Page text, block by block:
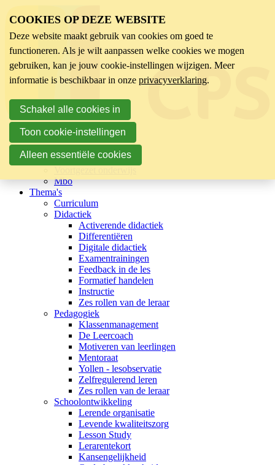
Sector
Kinderopvang
Basisonderwijs
Mbo
Thema's
Curriculum
Didactiek
Activerende didactiek
Differentiëren
Digitale didactiek
Examentrainingen
Feedback in de les
Formatief handelen
Instructie
Zes rollen van de leraar
Pedagogiek
Klassenmanagement
De Leercoach
Motiveren van leerlingen
Mentoraat
Yollen - lesobservatie
Zelfregulerend leren
Zes rollen van de leraar
Schoolontwikkeling
Lerende organisatie
Levende kwaliteitszorg
Lesson Study
Lerarentekort
Kansengelijkheid
COOKIES OP DEZE WEBSITE
Deze website maakt gebruik van cookies om goed te
functioneren. Als je wilt aanpassen welke cookies we mogen
gebruiken, kan je jouw cookie-instellingen wijzigen. Meer
informatie is beschikbaar in onze privacyverklaring.
Schakel alle cookies in
Toon cookie-instellingen
Alleen essentiële cookies